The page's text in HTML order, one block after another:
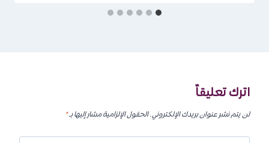
اترك تعليقاً
لن يتم نشر عنوان بريدك الإلكتروني.الحقول الإلزامية مشار إليها بـ*